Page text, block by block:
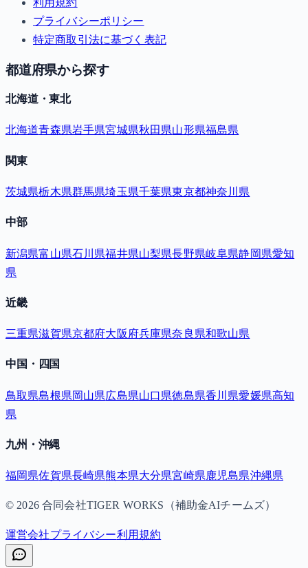
利用規約
プライバシーポリシー
特定商取引法に基づく表記
都道府県から探す
北海道・東北
北海道青森県岩手県宮城県秋田県山形県福島県
関東
茨城県栃木県群馬県埼玉県千葉県東京都神奈川県
中部
新潟県富山県石川県福井県山梨県長野県岐阜県静岡県愛知
県
近畿
三重県滋賀県京都府大阪府兵庫県奈良県和歌山県
中国・四国
鳥取県島根県岡山県広島県山口県徳島県香川県愛媛県高知
県
九州・沖縄
福岡県佐賀県長崎県熊本県大分県宮崎県鹿児島県沖縄県
© 2026合同会社TIGER WORKS（補助金AIチームズ）
運営会社プライバシー利用規約